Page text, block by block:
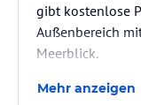
gibt kostenlose
Außenbereich
Meerblick.
Mehr anzeigen